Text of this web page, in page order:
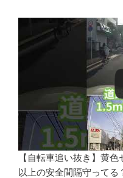
【自転車追い抜き】黄
以上の安全間隔守ってる